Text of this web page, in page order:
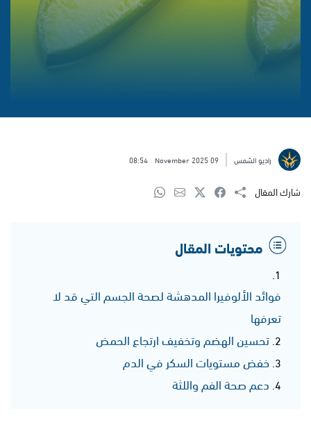
راديو الشمس 09 November 2025
08:54
شارك المقال
محتويات المقال
فوائد الألوفيرا المدهشة لصحة الجسم التي قد لا
تعرفها
تحسين الهضم وتخفيف ارتجاع الحمض
خفض مستويات السكر في الدم
دعم صحة الفم واللثة